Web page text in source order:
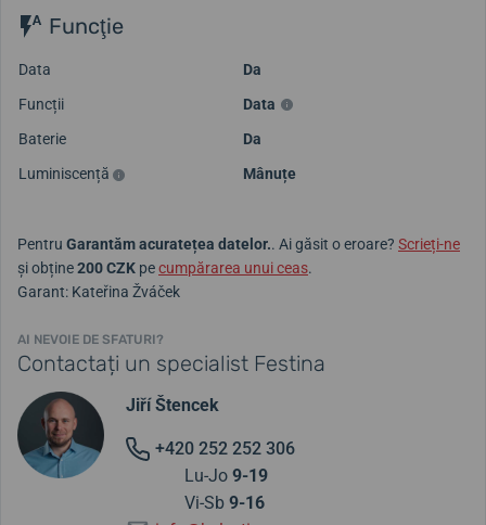
Funcţie
Data
Da
Funcții
Data
Baterie
Da
Luminiscență
Mânuțe
Pentru Garantăm acuratețea datelor.. Ai găsit o eroare? Scrieți-ne
și obține200 CZK pecumpărarea unui ceas.
Garant: Kateřina Žváček
AI NEVOIE DE SFATURI?
Contactați un specialist Festina
Jiří Štencek
+420 252 252 306
Lu-Jo 9-19
Vi-Sb 9-16